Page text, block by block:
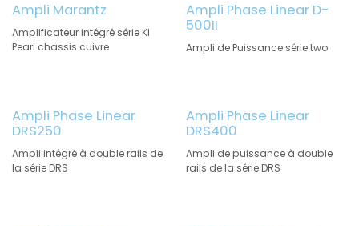
Ampli Marantz
Amplificateur intégré série KI
Pearl chassis cuivre
Ampli Phase Linear D-
500II
Ampli de Puissance série two
Ampli Phase Linear
DRS250
Ampli intégré à double rails de
la série DRS
Ampli Phase Linear
DRS400
Ampli de puissance à double
rails de la série DRS